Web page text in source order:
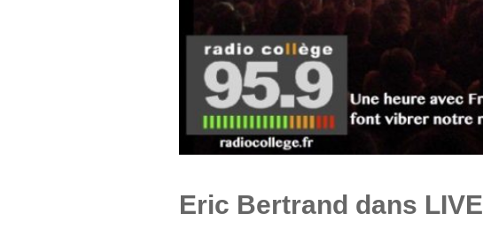
Eric Bertrand dans LIVE